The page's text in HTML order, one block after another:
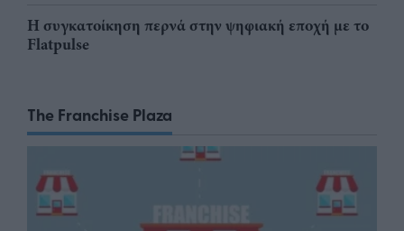
Η συγκατοίκηση περνά στην ψηφιακή εποχή με το
Flatpulse
The Franchise Plaza